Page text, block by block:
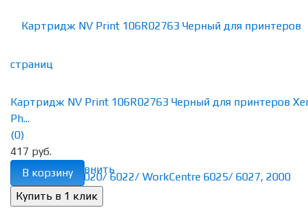
избранное сравнить
Картридж NV Print 106R02763 Черный для принтеров
Ph...
(0)
417 руб.
В корзину